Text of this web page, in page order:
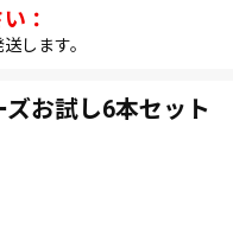
します。
お試し6本セット